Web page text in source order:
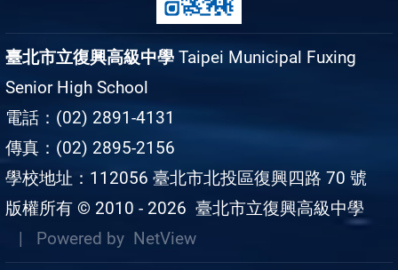
臺北市立復興高級中學 Taipei Municipal Fuxing
Senior High School
電話：(02) 2891-4131
傳真：(02) 2895-2156
學校地址：112056 臺北市北投區復興四路 70 號
版權所有 © 2010 - 2026 臺北市立復興高級中學
| Powered by NetView